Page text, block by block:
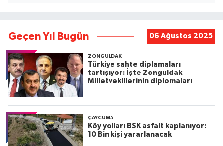
Geçen Yıl Bugün 06 Ağustos 2025
ZONGULDAK
Türkiye sahte diplamaları
tartışıyor: İşte Zonguldak
Milletvekillerinin diplomaları
ÇAYCUMA
Köy yolları BSK asfalt kaplanıyor:
10 Bin kişi yararlanacak